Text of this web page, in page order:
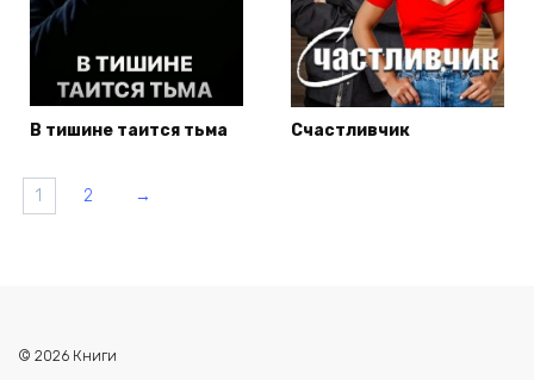
В тишине таится тьма Счастливчик
1 2 →
© 2026 Книги